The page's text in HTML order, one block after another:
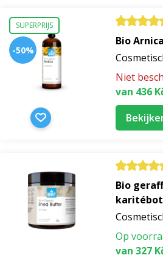
Artikel titel:
Natuurlijke
schoonheid zonder
natuurlijke cosmetica
natuurlijke cosmetica zonder
natuurlijke cosmetica zonder
natuurlijke cosmetica biologisch
natuurlijke cosmetica kruiden
SUPERPRIJS
-50%
Bio
Niet
van 436
Bio
Op
van 327